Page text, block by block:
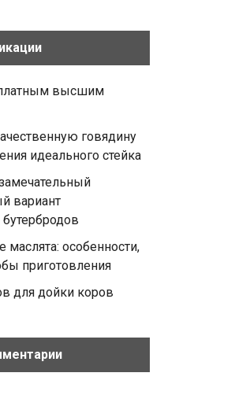
высшим
говядину
идеального стейка
вариант
особенности,
приготовления
для дойки коров